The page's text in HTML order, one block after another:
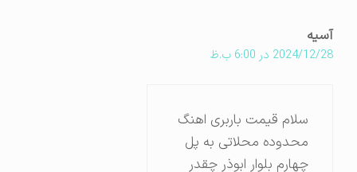
آسیه
2024/12/28 در 6:00 ب.ظ
سلام قیمت باربری اهنگ
محدوده محلاتی به پل
چهارم بلوار ابوذر چقدر